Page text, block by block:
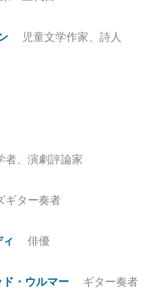
児童文学作家、詩人
者、演劇評論家
ギター奏者
俳優
・ウルマー ギター奏者